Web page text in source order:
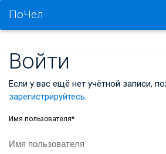
ПоЧел
Войти
Если у вас ещё нет учётной записи,
зарегистрируйтесь.
Имя пользователя*